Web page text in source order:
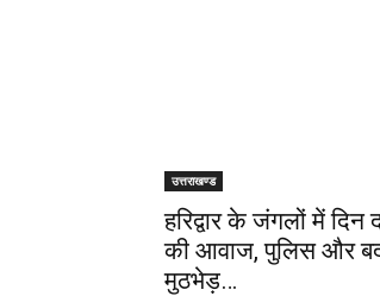
उत्तराखण्ड
हरिद्वार के जंगलों में दिन
की आवाज, पुलिस और
मुठभेड़…